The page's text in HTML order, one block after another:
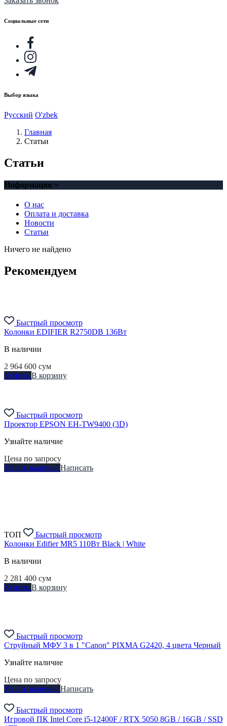
Социальные сети
Выбор языка
Русский O'zbek
Главная
Статьи
Статьи
Информация
О нас
Оплата и доставка
Новости
Статьи
Ничего не найдено
Рекомендуем
Быстрый просмотр
Колонки EDIFIER R2750DB 136Вт
В наличии
2 964 600 сум
Купить В корзину
Быстрый просмотр
Проектор EPSON EH-TW9400 (3D)
Узнайте наличие
Цена по запросу
Узнать наличие Написать
ТОП
Быстрый просмотр
Колонки Edifier MR5 110Вт Black | White
В наличии
2 281 400 сум
Купить В корзину
Быстрый просмотр
Струйный МФУ 3 в 1 "Canon" PIXMA G2420, 4 цвета Черный
Узнайте наличие
Цена по запросу
Узнать наличие Написать
Быстрый просмотр
Игровой ПК Intel Core i5-12400F / RTX 5050 8GB / 16GB / SSD